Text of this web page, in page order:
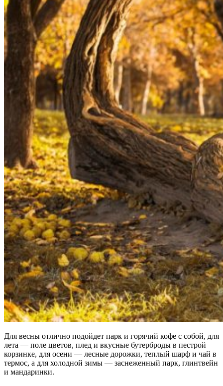
Для весны отлично подойдет парк и горячий кофе с собой, для
лета — поле цветов, плед и вкусные бутерброды в пестрой
корзинке, для осени — лесные дорожки, теплый шарф и чай в
термос, а для холодной зимы — заснеженный парк, глинтвейн
и мандаринки.